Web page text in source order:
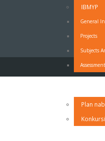
IBMYP
General
Projects
Subjects
Plan
IZJAVA